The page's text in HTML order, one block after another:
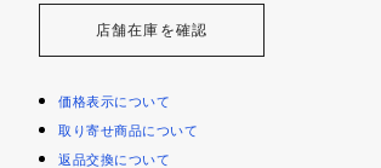
店舗在庫を確認
価格表示について
取り寄せ商品について
返品交換について